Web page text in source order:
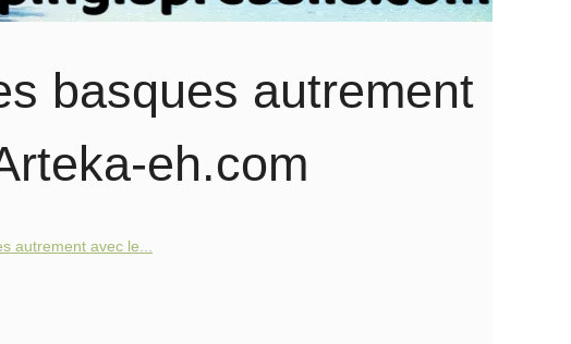
basques autrement
eh.com
autrement avec le...